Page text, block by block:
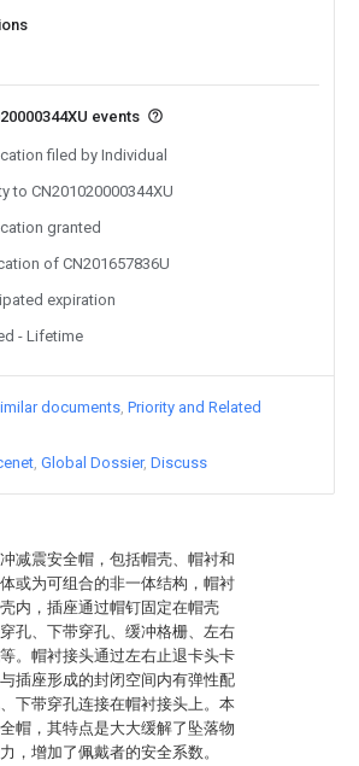
减震安全帽，包括帽壳、帽衬和
或为可组合的非一体结构，帽衬
内，插座通过帽钉固定在帽壳
孔、下带穿孔、缓冲格栅、左右
。帽衬接头通过左右止退卡头卡
插座形成的封闭空间内有弹性配
下带穿孔连接在帽衬接头上。本
帽，其特点是大大缓解了坠落物
，增加了佩戴者的安全系数。
events
filed by Individual
to CN201020000344XU
granted
of CN201657836U
expiration
- Lifetime
documents Priority and Related
Global Dossier Discuss